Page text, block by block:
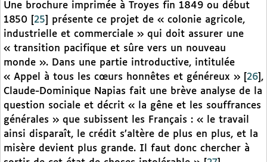
Une brochure imprimée à Troyes fin 1849 ou début
1850
25
présente ce projet de « colonie agricole,
industrielle et commerciale » qui doit assurer une
« transition pacifique et sûre vers un nouveau
monde ». Dans une partie introductive, intitulée
« Appel à tous les cœurs honnêtes et généreux »
26 ,
Claude-Dominique Napias fait une brève analyse de la
question sociale et décrit « la gêne et les souffrances
générales » que subissent les Français : « le travail
ainsi disparaît, le crédit s’altère de plus en plus, et la
misère devient plus grande. Il faut donc chercher à